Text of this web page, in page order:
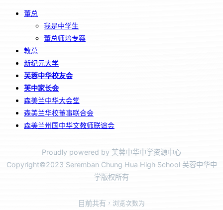
董总
我是中学生
董总师培专案
教总
新纪元大学
芙蓉中华校友会
芙中家长会
森美兰中华大会堂
森美兰华校董事联合会
森美兰州国中华文教师联谊会
Proudly powered by 芙蓉中华中学资源中心
Copyright©2023 Seremban Chung Hua High School 芙蓉中华中
学版权所有
目前共有 ，浏览次数为